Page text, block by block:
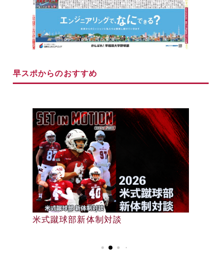
早スポからのおすすめ
早大野球部選手名鑑
米式蹴球部新体制対談
早大野球部選手名鑑